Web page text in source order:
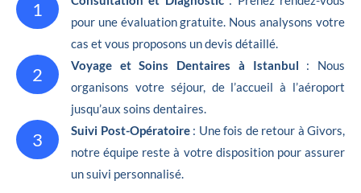
1
pour une évaluation gratuite. Nous analysons votre
cas et vous proposons un devis détaillé.
2 Voyage et Soins Dentaires à Istanbul : Nous
organisons votre séjour, de l’accueil à l’aéroport
jusqu’aux soins dentaires.
3 Suivi Post-Opératoire : Une fois de retour à Givors,
notre équipe reste à votre disposition pour assurer
un suivi personnalisé.